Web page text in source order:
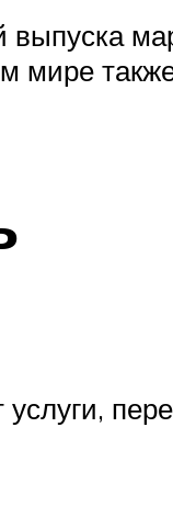
выпуска
мире
услуги,